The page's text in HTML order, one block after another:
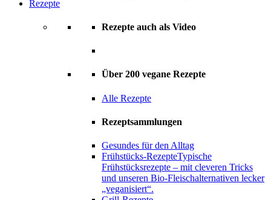
Rezepte
Rezepte auch als Video
Über 200 vegane Rezepte
Alle Rezepte
Rezeptsammlungen
Gesundes für den Alltag
Frühstücks-RezepteTypische
Frühstücksrezepte – mit cleveren Tricks
und unseren Bio-Fleischalternativen lecker
„veganisiert“.